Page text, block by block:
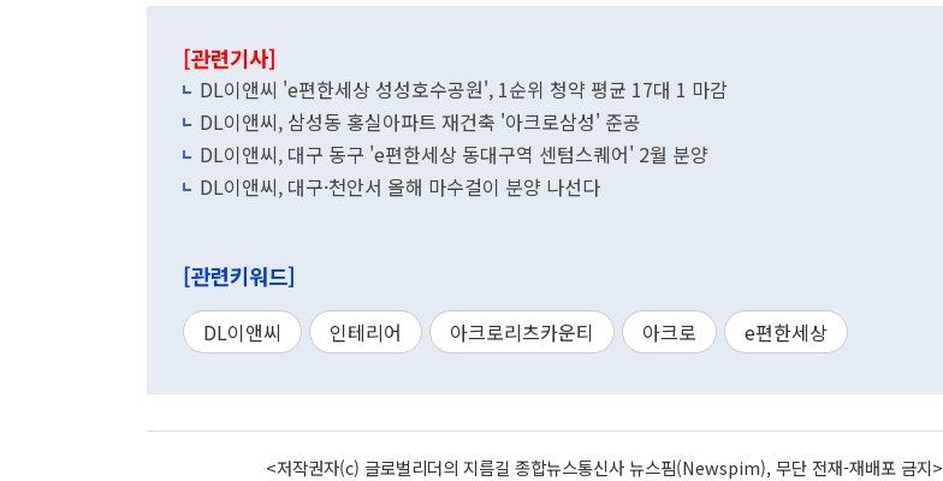
[관련기사]
DL이앤씨 'e편한세상 성성호수공원', 1순위 청약 평균 17대 1 마감
DL이앤씨, 삼성동 홍실아파트 재건축 '아크로삼성' 준공
DL이앤씨, 대구 동구 'e편한세상 동대구역 센텀스퀘어' 2월 분양
DL이앤씨, 대구·천안서 올해 마수걸이 분양 나선다
[관련키워드]
DL이앤씨 인테리어 아크로리츠카운티 아크로 e편한세상
<저작권자(c) 글로벌리더의 지름길 종합뉴스통신사 뉴스핌(Newspim), 무단 전재-재배포 금지>